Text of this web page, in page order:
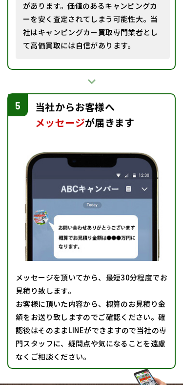
があります。価値のあるキャンピングカ
ーを安く査定されてしまう可能性大。当
社はキャンピングカー買取専門業者とし
て高価買取には自信があります。
5 当社からお客様へ
メッセージが届きます
メッセージを頂いてから、最短30分程度でお
見積り致します。
お客様に頂いた内容から、概算のお見積り金
額をお送り致しますのでご確認ください。確
認後はそのままLINEができますので当社の専
門スタッフに、疑問点や気になることを遠慮
なくご相談ください。